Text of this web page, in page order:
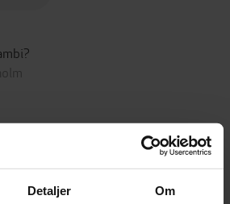
Detaljer Om
kjøpt